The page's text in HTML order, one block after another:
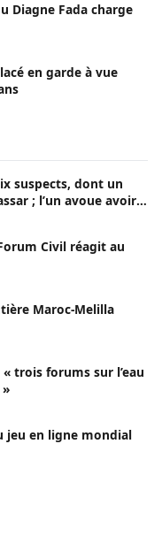
Diagne Fada charge
en garde à vue
suspects, dont un
; l’un avoue avoir
Civil réagit au
Maroc-Melilla
trois forums sur l’eau
jeu en ligne mondial